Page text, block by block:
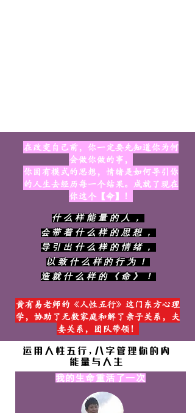
在改变自己前，你一定要先知道你为何
会做你做的事，
你固有模式的思想，情绪是如何导引你
的人生去经历每一个结果。成就了现在
你这个【命】！
什么样能量的人，
会带着什么样的思想，
导引出什么样的情绪，
以致什么样的行为！
造就什么样的《命》！
​黄有易老师的《人性五行》这门东方心理
学，协助了无数家庭和解了亲子关系，夫
妻关系，团队带领！
运用人性五行，八字管理你的内
能量与人生​
我的生命重活了一次